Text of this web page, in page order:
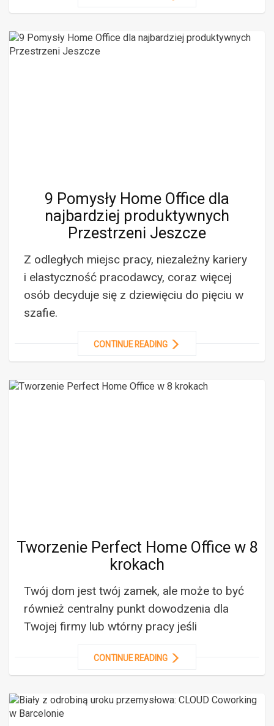
9 Pomysły Home Office dla
najbardziej produktywnych
Przestrzeni Jeszcze
Z odległych miejsc pracy, niezależny kariery
i elastyczność pracodawcy, coraz więcej
osób decyduje się z dziewięciu do pięciu w
szafie.
CONTINUE READING
Tworzenie Perfect Home Office w 8
krokach
Twój dom jest twój zamek, ale może to być
również centralny punkt dowodzenia dla
Twojej firmy lub wtórny pracy jeśli
CONTINUE READING